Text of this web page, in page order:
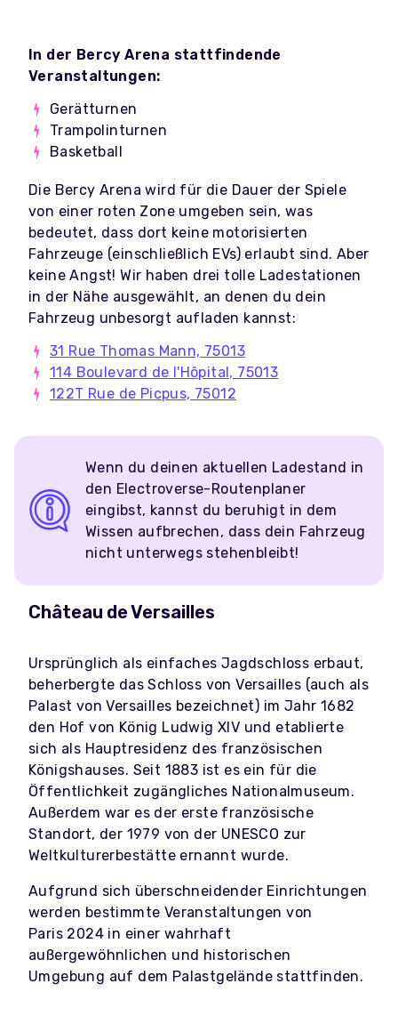
In der Bercy Arena stattfindende
Veranstaltungen:
Gerätturnen
Trampolinturnen
Basketball
Die Bercy Arena wird für die Dauer der Spiele
von einer roten Zone umgeben sein, was
bedeutet, dass dort keine motorisierten
Fahrzeuge (einschließlich EVs) erlaubt sind. Aber
keine Angst! Wir haben drei tolle Ladestationen
in der Nähe ausgewählt, an denen du dein
Fahrzeug unbesorgt aufladen kannst:
31 Rue Thomas Mann, 75013
114 Boulevard de l'Hôpital, 75013
122T Rue de Picpus, 75012
Wenn du deinen aktuellen Ladestand in
den Electroverse-Routenplaner
eingibst, kannst du beruhigt in dem
Wissen aufbrechen, dass dein Fahrzeug
nicht unterwegs stehenbleibt!
Château de Versailles
Ursprünglich als einfaches Jagdschloss erbaut,
beherbergte das Schloss von Versailles (auch als
Palast von Versailles bezeichnet) im Jahr 1682
den Hof von König Ludwig XIV und etablierte
sich als Hauptresidenz des französischen
Königshauses. Seit 1883 ist es ein für die
Öffentlichkeit zugängliches Nationalmuseum.
Außerdem war es der erste französische
Standort, der 1979 von der UNESCO zur
Weltkulturerbestätte ernannt wurde.
Aufgrund sich überschneidender Einrichtungen
werden bestimmte Veranstaltungen von
Paris 2024 in einer wahrhaft
außergewöhnlichen und historischen
Umgebung auf dem Palastgelände stattfinden.